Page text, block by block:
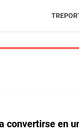
convertirse en